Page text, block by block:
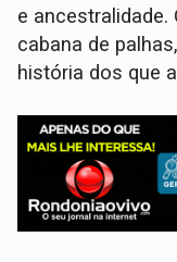
e
cabana de
história dos que